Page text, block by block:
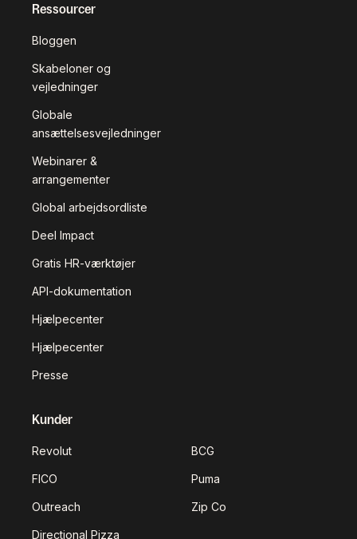
Ressourcer
Bloggen
Skabeloner og
vejledninger
Globale
ansættelsesvejledninger
Webinarer &
arrangementer
Global arbejdsordliste
Deel Impact
Gratis HR-værktøjer
API-dokumentation
Hjælpecenter
Hjælpecenter
Presse
Kunder
Revolut BCG
FICO Puma
Outreach Zip Co
Directional Pizza